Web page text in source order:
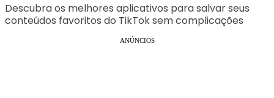
Descubra os melhores aplicativos para salvar seus
conteúdos favoritos do TikTok sem complicações
ANÚNCIOS